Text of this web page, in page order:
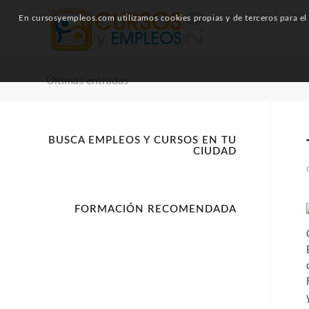
Últimas entradas
BUSCA EMPLEOS Y CURSOS EN TU
CIUDAD
FORMACIÓN RECOMENDADA
En cursosyempleos.com utilizamos cookies propias y de terceros para